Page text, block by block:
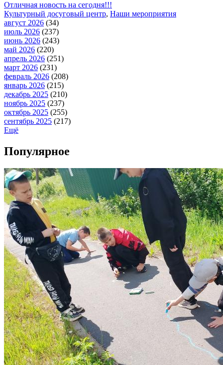
Отличная новость на сегодня!!!
Культурный досуговый центр, Наши мероприятия
август 2026 (34)
июль 2026 (237)
июнь 2026 (243)
май 2026 (220)
апрель 2026 (251)
март 2026 (231)
февраль 2026 (208)
январь 2026 (215)
декабрь 2025 (210)
ноябрь 2025 (237)
октябрь 2025 (255)
сентябрь 2025 (217)
Ещё
Популярное